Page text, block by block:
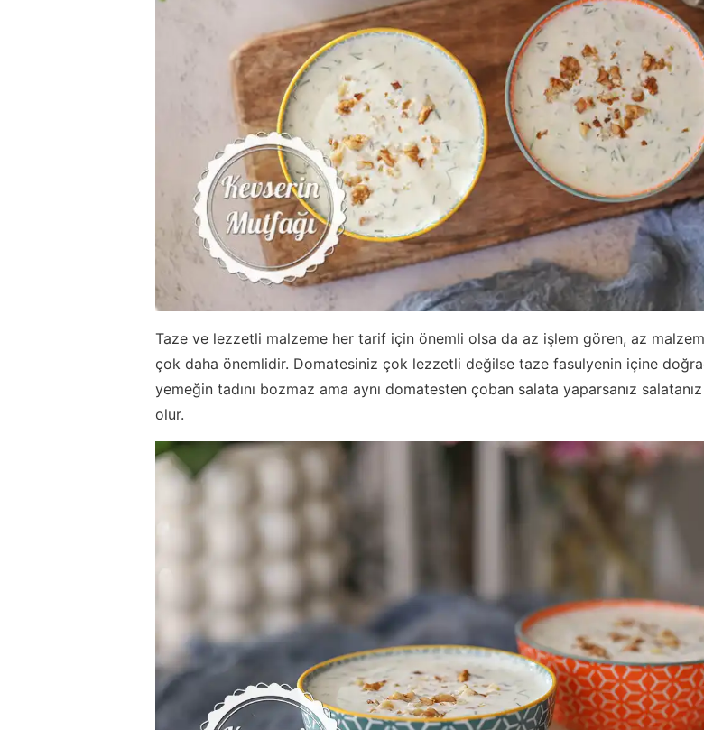
Taze ve lezzetli malzeme her tarif için önemli olsa da az işlem gören, az
çok daha önemlidir. Domatesiniz çok lezzetli değilse taze fasulyenin içine
yemeğin tadını bozmaz ama aynı domatesten çoban salata yaparsanız
olur.